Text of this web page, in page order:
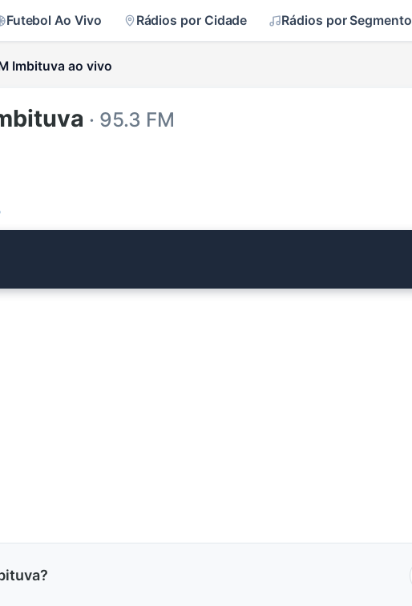
Futebol Ao Vivo Rádios por Cidade Rádios por Segmento
Imbituva ao vivo
· 95.3 FM